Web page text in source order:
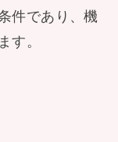
件であり、機
す。